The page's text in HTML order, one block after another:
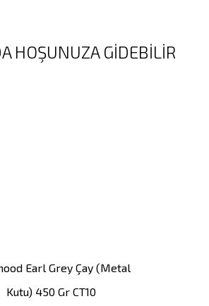
HOŞUNUZA GIDEBILIR
Earl Grey Çay (metal
Kutu) 450 Gr CT10